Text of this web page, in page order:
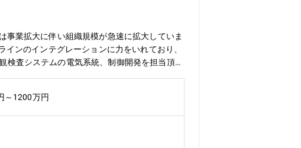
展開しているからこそ、多くの分野でチャレ
事業拡大に伴い組織規模が急速に拡大していま
ンのインテグレーションに力をいれており、
査システムの電気系統、制御開発を担当頂き
理・設備の試運転・現地立ち上げ・調整【同
売上・利益ともに前年比1.5倍で急拡大2026年
利益率約28%の卓越したビジネスモデル筋肉
の社員が在籍して活躍しており、ボードメン
企業です！・製造業×AIをテーマにソフト（A
～1200万円